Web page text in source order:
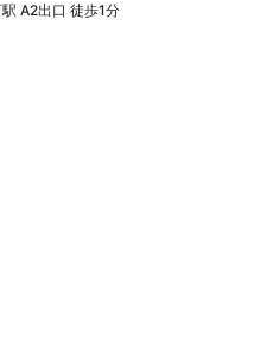
A2出口 徒歩1分